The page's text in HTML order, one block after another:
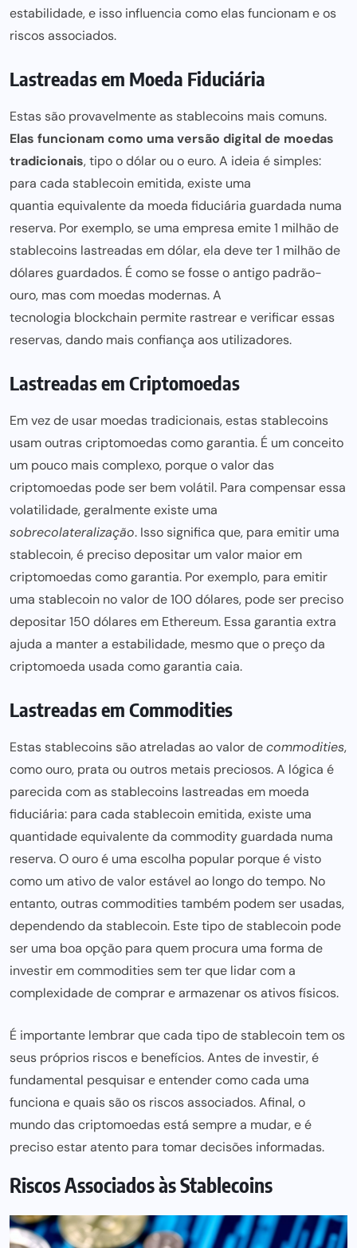
estabilidade, e isso influencia como elas funcionam e os
riscos associados.
Lastreadas em Moeda Fiduciária
Estas são provavelmente as stablecoins mais comuns.
Elas funcionam como uma versão digital de moedas
tradicionais, tipo o dólar ou o euro. A ideia é simples:
para cada stablecoin emitida, existe uma
quantia equivalente da moeda fiduciária guardada numa
reserva. Por exemplo, se uma empresa emite 1 milhão de
stablecoins lastreadas em dólar, ela deve ter 1 milhão de
dólares guardados. É como se fosse o antigo padrão-
ouro, mas com moedas modernas. A
tecnologia blockchain permite rastrear e verificar essas
reservas, dando mais confiança aos utilizadores.
Lastreadas em Criptomoedas
Em vez de usar moedas tradicionais, estas stablecoins
usam outras criptomoedas como garantia. É um conceito
um pouco mais complexo, porque o valor das
criptomoedas pode ser bem volátil. Para compensar essa
volatilidade, geralmente existe uma
sobrecolateralização. Isso significa que, para emitir uma
stablecoin, é preciso depositar um valor maior em
criptomoedas como garantia. Por exemplo, para emitir
uma stablecoin no valor de 100 dólares, pode ser preciso
depositar 150 dólares em Ethereum. Essa garantia extra
ajuda a manter a estabilidade, mesmo que o preço da
criptomoeda usada como garantia caia.
Lastreadas em Commodities
Estas stablecoins são atreladas ao valor decommodities,
como ouro, prata ou outros metais preciosos. A lógica é
parecida com as stablecoins lastreadas em moeda
fiduciária: para cada stablecoin emitida, existe uma
quantidade equivalente da commodity guardada numa
reserva. O ouro é uma escolha popular porque é visto
como um ativo de valor estável ao longo do tempo. No
entanto, outras commodities também podem ser usadas,
dependendo da stablecoin. Este tipo de stablecoin pode
ser uma boa opção para quem procura uma forma de
investir em commodities sem ter que lidar com a
complexidade de comprar e armazenar os ativos físicos.
É importante lembrar que cada tipo de stablecoin tem os
seus próprios riscos e benefícios. Antes de investir, é
fundamental pesquisar e entender como cada uma
funciona e quaissão os riscos associados. Afinal, o
mundo das criptomoedas está sempre a mudar, e é
preciso estar atento para tomar decisões informadas.
Riscos Associados às Stablecoins